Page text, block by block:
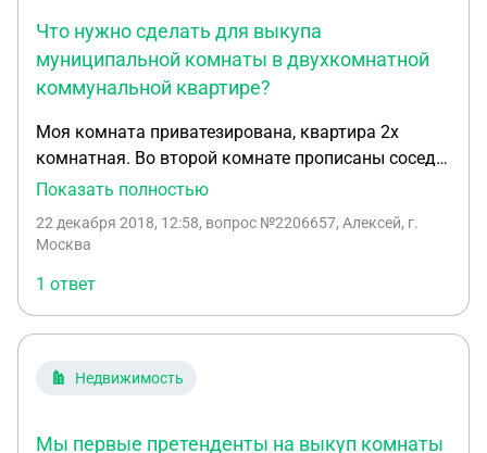
Что нужно сделать для выкупа
муниципальной комнаты в двухкомнатной
коммунальной квартире?
Моя комната приватезирована, квартира 2х
комнатная. Во второй комнате прописаны соседи,
она муниципальная, но они подали на расширение
Недавно они погасили его, какие мои действия
комнаты?
Показать полностью
22 декабря 2018, 12:58, вопрос №2206657, Алексей, г.
Москва
1 ответ
Недвижимость
Мы первые претенденты на выкуп комнаты